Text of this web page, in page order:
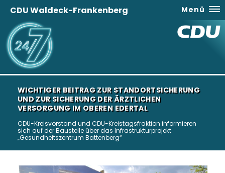
CDU Waldeck-Frankenberg Menü
WICHTIGER BEITRAG ZUR STANDORTSICHERUNG
UND ZUR SICHERUNG DER ÄRZTLICHEN
VERSORGUNG IM OBEREN EDERTAL
CDU-Kreisvorstand und CDU-Kreistagsfraktion informieren
sich auf der Baustelle über das Infrastrukturprojekt
Gesundheitszentrum Battenberg“